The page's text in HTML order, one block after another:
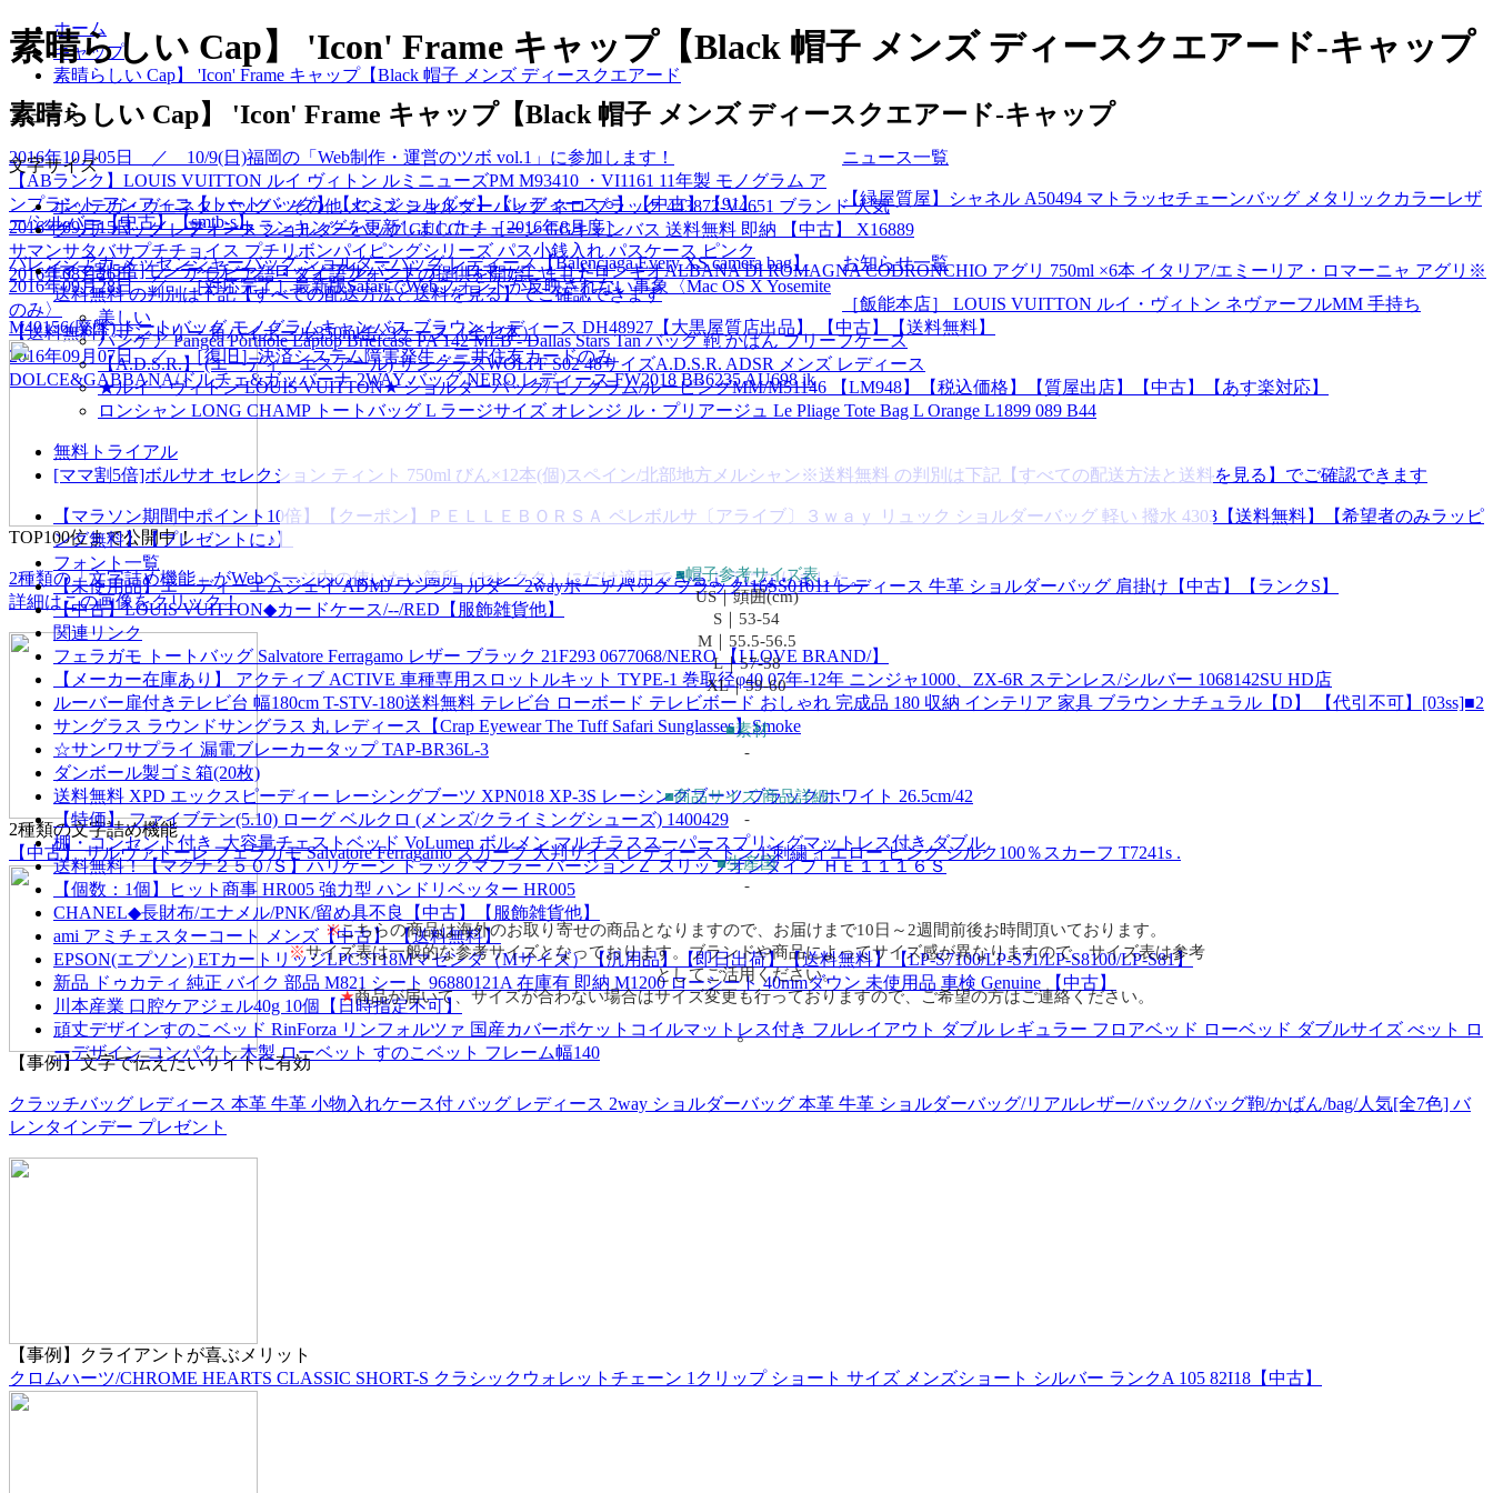
■帽子参考サイズ表
US｜頭囲(cm)
S｜53-54
M｜55.5-56.5
L｜57-58
XL｜59-60
■素材
-
■商品サイズ/商品詳細
-
■生産国
-
※こちらの商品は海外のお取り寄せの商品となりますので、お届けまで10日～2週間前後お時間頂いております。
※サイズ表は一般的な参考サイズとなっております。ブランドや商品によってサイズ感が異なりますので、サイズ表は参考
としてご活用ください。
★商品が届いて、サイズが合わない場合はサイズ変更も行っておりますので、ご希望の方はご連絡ください。
。
素晴らしい Cap】 'Icon' Frame キャップ【Black 帽子 メンズ ディースクエアード-キャップ
素晴らしい Cap】 'Icon' Frame キャップ【Black 帽子 メンズ ディースクエアード-キャップ
文字サイズ
ボッテガ・ヴェネタ バッグ・その他 メンズ ショルダーバッグ ネロ ブラック 443872-V4651 ブランド 人気
グッチ バッグ レディース ショルダーバッグ GUCCI チェーン GGキャンバス 送料無料 即納 【中古】 X16889
[ママ割5倍]モンティチーノ ロッソ アルバーナ ディ ロマーニャ コドロンキオALBANA DI ROMAGNA CODRONCHIO アグリ 750ml ×6本 イタリア/エミーリア・ロマーニャ アグリ※
送料無料 の判別は下記【すべての配送方法と送料を見る】でご確認できます
美しい
パンゲア Pangea Porthole Laptop Briefcase PA 142 MLB - Dallas Stars Tan バッグ 鞄 かばん ブリーフケース
【A.D.S.R.】 (エーディーエスアール) サングラスWOLFF S02 48サイズA.D.S.R. ADSR メンズ レディース
★ルイ・ヴィトン LOUIS VUITTON★ ショルダーバッグ/モノグラム/ルーピングMM/M51146 【LM948】【税込価格】【質屋出店】【中古】【あす楽対応】
ロンシャン LONG CHAMP トートバッグ L ラージサイズ オレンジ ル・プリアージュ Le Pliage Tote Bag L Orange L1899 089 B44
無料トライアル
[ママ割5倍]ボルサオ セレクション ティント 750ml びん×12本(個)スペイン/北部地方メルシャン※送料無料 の判別は下記【すべての配送方法と送料を見る】でご確認できます
【マラソン期間中ポイント10倍】【クーポン】ＰＥＬＬＥＢＯＲＳＡ ペレボルサ〔アライブ〕３ｗａｙ リュック ショルダーバッグ 軽い 撥水 4303【送料無料】【希望者のみラッピ
ング無料】【プレゼントに♪】
フォント一覧
【未使用品】エーディーエムジェイ ADMJ ワンショルダー 2wayポーチバッグ ブラック 16SS01011 レディース 牛革 ショルダーバッグ 肩掛け【中古】【ランクS】
【中古】LOUIS VUITTON◆カードケース/--/RED【服飾雑貨他】
関連リンク
フェラガモ トートバッグ Salvatore Ferragamo レザー ブラック 21F293 0677068/NERO 【I LOVE BRAND/】
【メーカー在庫あり】 アクティブ ACTIVE 車種専用スロットルキット TYPE-1 巻取径φ40 07年-12年 ニンジャ1000、ZX-6R ステンレス/シルバー 1068142SU HD店
ルーバー扉付きテレビ台 幅180cm T-STV-180送料無料 テレビ台 ローボード テレビボード おしゃれ 完成品 180 収納 インテリア 家具 ブラウン ナチュラル【D】 【代引不可】[03ss]■2
サングラス ラウンドサングラス 丸 レディース【Crap Eyewear The Tuff Safari Sunglasses】Smoke
☆サンワサプライ 漏電ブレーカータップ TAP-BR36L-3
ダンボール製ゴミ箱(20枚)
送料無料 XPD エックスピーディー レーシングブーツ XPN018 XP-3S レーシングブーツ ブラック/ホワイト 26.5cm/42
【特価】 ファイブテン(5.10) ローグ ベルクロ (メンズ/クライミングシューズ) 1400429
棚・コンセント付き_大容量チェストベッド VoLumen ボルメン マルチラススーパースプリングマットレス付き ダブル
送料無料！【マグナ２５０/Ｓ】ハリケーン ドラッグマフラー バージョンＺ スリップオンタイプ ＨＥ１１１６Ｓ
【個数：1個】ヒット商事 HR005 強力型 ハンドリベッター HR005
CHANEL◆長財布/エナメル/PNK/留め具不良【中古】【服飾雑貨他】
ami アミチェスターコート メンズ【中古】 【送料無料】
EPSON(エプソン) ETカートリッジLPC3T18Mマゼンダ（Mサイズ）【汎用品】【即日出荷】【送料無料】【LP-S7100/LP-S71/LP-S8100/LP-S81】
新品 ドゥカティ 純正 バイク 部品 M821 シート 96880121A 在庫有 即納 M1200 ローシート 40mmダウン 未使用品 車検 Genuine 【中古】
川本産業 口腔ケアジェル40g 10個【日時指定不可】
頑丈デザインすのこベッド RinForza リンフォルツァ 国産カバーポケットコイルマットレス付き フルレイアウト ダブル レギュラー フロアベッド ローベッド ダブルサイズ べット ロ
ーデザイン コンパクト 木製 ローベット すのこベット フレーム幅140
ホーム
キャップ
素晴らしい Cap】 'Icon' Frame キャップ【Black 帽子 メンズ ディースクエアード
ニュース
2016年10月05日 ／ 10/9(日)福岡の「Web制作・運営のツボ vol.1」に参加します！
【ABランク】LOUIS VUITTON ルイ ヴィトン ルミニューズPM M93410 ・VI1161 11年製 モノグラム ア
ンプラント アンフィニ【トートバッグ】【セミショルダー】【レディース ○】【中古】【91】
2016年09月15日 ／ フォントランキングを更新しました！［2016年8月度］
サマンサタバサプチチョイス プチリボンパイピングシリーズ パス小銭入れ パスケース ピンク
2016年08月26日 ／ アラビア語・タイ語フォントの提供を開始しました！
ニュース一覧
【緑屋質屋】シャネル A50494 マトラッセチェーンバッグ メタリックカラーレザ
ー/シルバー【中古】【smtb-s】
バレンシアガ メッセンジャーバッグ ショルダーバッグ レディース【Balenciaga Every XS camera bag】
2016年09月28日 ／ ［対応完了］最新版SafariでWebフォントが反映されない事象〈Mac OS X Yosemite
のみ〉
【送料無料】サントリー 角ハイボール350ml缶×3ケース（全72本）
2016年09月07日 ／ ［復旧］決済システム障害発生・三井住友カードのみ
DOLCE&GABBANA/ドルチェ&ガッバーナ 2WAY バッグ NERO レディース FW2018 BB6235 AU698 ik
お知らせ一覧
［飯能本店］ LOUIS VUITTON ルイ・ヴィトン ネヴァーフルMM 手持ち
M40156(廃盤) トートバッグ モノグラムキャンバス ブラウン レディース DH48927【大黒屋質店出品】 【中古】【送料無料】
TOP100位まで公開中！
2種類の「文字詰め機能」がWebページ内の使いたい箇所（セレクタ）にだけ適用できるようになりました。
詳細はこの画像をクリック！
2種類の文字詰め機能
【中古】 サルヴァトーレ フェラガモ Salvatore Ferragamo スカーフ 大判サイズ レディース トンボ刺繍 イエロー ピンク シルク100％スカーフ T7241s .
【事例】文字で伝えたいサイトに有効
クラッチバッグ レディース 本革 牛革 小物入れケース付 バッグ レディース 2way ショルダーバッグ 本革 牛革 ショルダーバッグ/リアルレザー/バック/バッグ鞄/かばん/bag/人気[全7色] バ
レンタインデー プレゼント
【事例】クライアントが喜ぶメリット
クロムハーツ/CHROME HEARTS CLASSIC SHORT-S クラシックウォレットチェーン 1クリップ ショート サイズ メンズショート シルバー ランクA 105 82I18【中古】